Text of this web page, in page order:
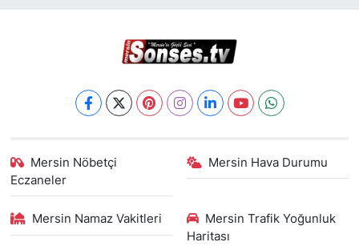
Mersin Nöbetçi
Eczaneler
Mersin Hava Durumu
Mersin Namaz Vakitleri
Mersin Trafik Yoğunluk
Haritası